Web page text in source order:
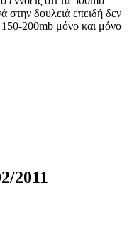
στην δουλειά επειδή δεν
200mb μόνο και μόνο
2011